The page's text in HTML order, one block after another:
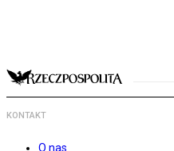
KONTAKT
O nas